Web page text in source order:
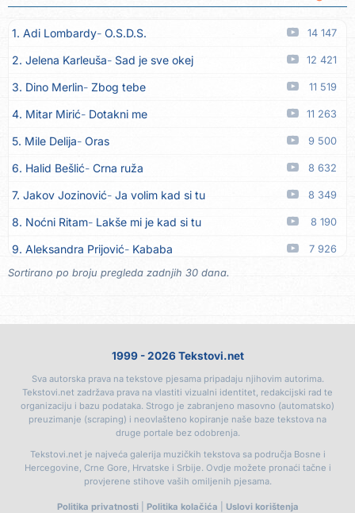
11. Lidija Bačić Neka se vino toči (Nazdravlje) 06.08
12. Karin Kuljanić Nisi zavridel 06.08
13. Tamara Brusić Nigdi ni lipo ko doma 06.08
14. Tamara Brusić Biž´mo ća 06.08
15. Rusko Richie Bila si, bila 06.08
16. Rusko Richie Ti i ja 06.08
17. Azra Husarkić Ako treba 06.08
18. Azra Husarkić Ljubavnice 06.08
19. Azra Husarkić Zakon jačeg 06.08
20. Azra Husarkić Premalo 06.08
21. Azra Husarkić Omađijana
Oče i majko
25. Azra Husarkić Malo ja, malo ti 06.08
26. Alen Hasanović Fanatik 05.08
27. Husnija Mešaljić - Hule
28. In Vivo Brunello 05.08
1. Adi Lombardy O.S.D.S. 14 147
2. Jelena Karleuša Sad je sve okej 12 421
3. Dino Merlin Zbog tebe 11 519
4. Mitar Mirić Dotakni me 11 263
5. Mile Delija Oras 9 500
6. Halid Bešlić Crna ruža 8 632
7. Jakov Jozinović Ja volim kad si tu 8 349
8. Noćni Ritam Lakše mi je kad si tu 8 190
9. Aleksandra Prijović Kababa 7 926
10. Halid Bešlić Ljiljani
Rekla si mi
14. Karlo! Mon amour 6 406
15. Vesna Zmijanac Ovo u grudima 6 361
16. Džej Ramadanovski Ova mačka do mene
17. Amira Medunjanin Pjevat ćemo šta nam srce zna 5 897
Sortirano po broju pregleda zadnjih 30 dana.
1999 - 2026 Tekstovi.net
Sva autorska prava na tekstove pjesama pripadaju njihovim autorima.
Tekstovi.net zadržava prava na vlastiti vizualni identitet, redakcijski rad te
organizaciju i bazu podataka. Strogo je zabranjeno masovno (automatsko)
preuzimanje (scraping) i neovlašteno kopiranje naše baze tekstova na
druge portale bez odobrenja.
Tekstovi.net je najveća galerija muzičkih tekstova sa područja Bosne i
Hercegovine, Crne Gore, Hrvatske i Srbije. Ovdje možete pronaći tačne i
provjerene stihove vaših omiljenih pjesama.
Politika privatnosti| Politika kolačića Uslovi korištenja